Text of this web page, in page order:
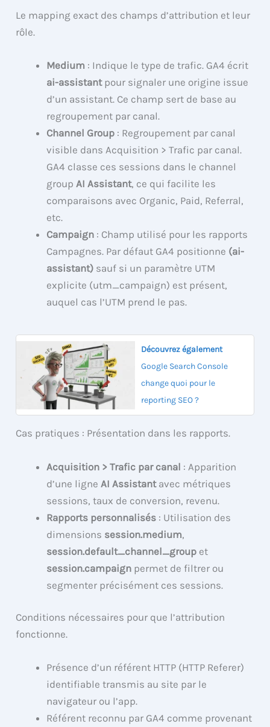
Le mapping exact des champs d’attribution et leur
rôle.
Medium : Indique le type de trafic. GA4 écrit
ai-assistantpour signaler une origine issue
d’un assistant. Ce champ sert de base au
regroupement par canal.
Channel Group : Regroupement par canal
visible dans Acquisition > Trafic par canal.
GA4 classe ces sessions dans le channel
group AI Assistant, ce qui facilite les
comparaisons avec Organic, Paid, Referral,
etc.
Campaign : Champ utilisé pour les rapports
Campagnes. Par défaut GA4 positionne (ai-
assistant) sauf si un paramètre UTM
explicite (utm_campaign) est présent,
auquel cas l’UTM prend le pas.
Découvrez également
Google Search Console
change quoi pour le
reporting SEO ?
Cas pratiques : Présentation dans les rapports.
Acquisition > Trafic par canal : Apparition
d’une ligne AI Assistantavec métriques
sessions, taux de conversion, revenu.
Rapports personnalisés : Utilisation des
dimensions session.medium,
session.default_channel_group et
session.campaign permet de filtrer ou
segmenter précisément ces sessions.
Conditions nécessaires pour que l’attribution
fonctionne.
Présence d’un référent HTTP (HTTP Referer)
identifiable transmis au site par le
navigateur ou l’app.
Référent reconnu par GA4 comme provenant